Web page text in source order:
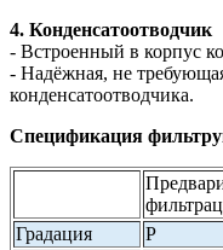
4. Конденсатоотводчик
- Встроенный в корпус
- Надёжная, не
конденсатоотводчика.
Спецификация
Градация
P